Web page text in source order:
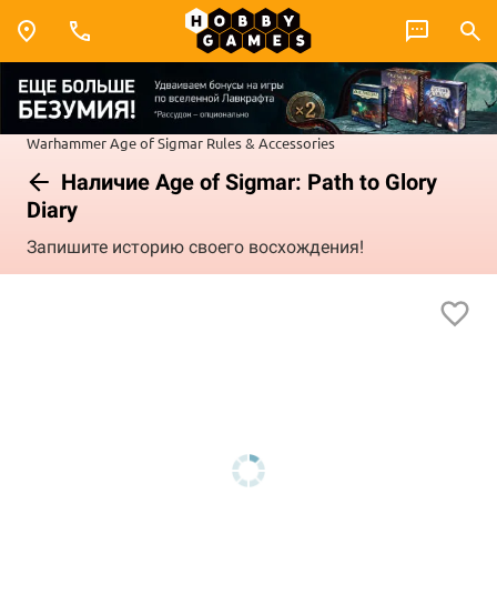
WarhammerAge of Sigmar Rules & Accessories
Наличие Age of Sigmar: Path to Glory
Diary
Запишите историю своего восхождения!